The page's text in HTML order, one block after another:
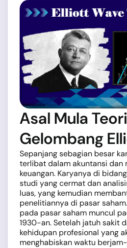
Asal Mula Teori
Gelombang
Sepanjang sebagian besar
terlibat dalam akuntansi dan
keuangan. Karyanya di
studi yang cermat dan
luas, yang kemudian
penelitiannya di pasar
pada pasar saham muncul
1930-an. Setelah jatuh sakit
kehidupan profesional yang
menghabiskan waktu